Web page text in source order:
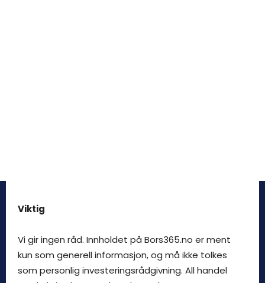
Viktig
Vi gir ingen råd. Innholdet på Bors365.no er ment
kun som generell informasjon, og må ikke tolkes
som personlig investeringsrådgivning. All handel